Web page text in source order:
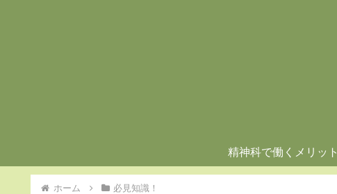
精神科で働くメリット
ホーム 必見知識！